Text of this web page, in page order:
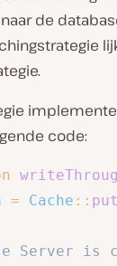
de
code:
= Cache :: put
Server is